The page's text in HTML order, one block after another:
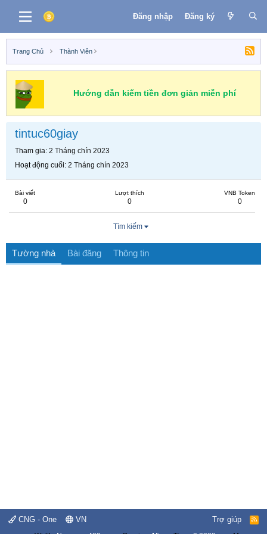
Đăng nhập Đăng ký
Trang Chủ Thành Viên
Hướng dẫn kiếm tiền đơn giản miễn phí
tintuc60giay
Tham gia 2 Tháng chín 2023
Hoạt động cuối 2 Tháng chín 2023
Bài viết
0
Lượt thích
0
VNB Token
0
Tìm kiếm
Tường nhà Bài đăng Thông tin
CNG - One VN Trợ giúp
R